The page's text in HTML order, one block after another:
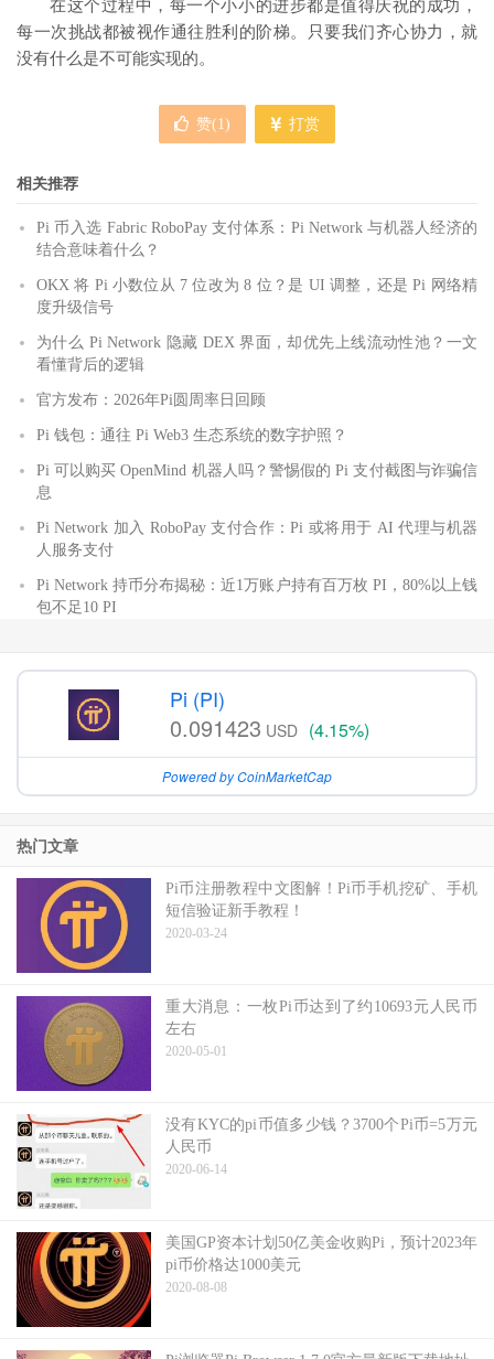
在这个过程中，每一个小小的进步都是值得庆祝的成功，
每一次挑战都被视作通往胜利的阶梯。只要我们齐心协力，就
没有什么是不可能实现的。
赞(1) 打赏
相关推荐
Pi 币入选 Fabric RoboPay 支付体系：Pi Network 与机器人经济的
结合意味着什么？
OKX 将 Pi 小数位从 7 位改为 8 位？是 UI 调整，还是 Pi 网络精
度升级信号
为什么 Pi Network 隐藏 DEX 界面，却优先上线流动性池？一文
看懂背后的逻辑
官方发布：2026年Pi圆周率日回顾
Pi 钱包：通往 Pi Web3 生态系统的数字护照？
Pi 可以购买 OpenMind 机器人吗？警惕假的 Pi 支付截图与诈骗信
息
Pi Network 加入 RoboPay 支付合作：Pi 或将用于 AI 代理与机器
人服务支付
Pi Network 持币分布揭秘：近1万账户持有百万枚 PI，80%以上钱
包不足10 PI
Pi (PI)
0.091423 USD (4.15%)
Powered by CoinMarketCap
热门文章
Pi币注册教程中文图解！Pi币手机挖矿、手机
短信验证新手教程！
2020-03-24
重大消息：一枚Pi币达到了约10693元人民币
左右
2020-05-01
没有KYC的pi币值多少钱？3700个Pi币=5万元
人民币
2020-06-14
美国GP资本计划50亿美金收购Pi，预计2023年
pi币价格达1000美元
2020-08-08